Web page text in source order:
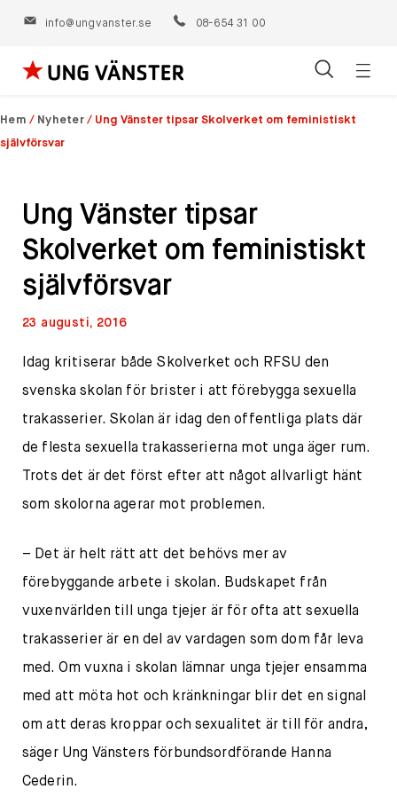
info@ungvanster.se 08-654 31 00
Hoppa
till
innehåll
Hem / Nyheter / Ung Vänster tipsar Skolverket om feministiskt
självförsvar
Ung Vänster tipsar
Skolverket om feministiskt
självförsvar
23 augusti, 2016
Idag kritiserar både Skolverket och RFSU den
svenska skolan för brister i att förebygga sexuella
trakasserier. Skolan är idag den offentliga plats där
de flesta sexuella trakasserierna mot unga äger rum.
Trots det är det först efter att något allvarligt hänt
som skolorna agerar mot problemen.
– Det är helt rätt att det behövs mer av
förebyggande arbete i skolan. Budskapet från
vuxenvärlden till unga tjejer är för ofta att sexuella
trakasserier är en del av vardagen som dom får leva
med. Om vuxna i skolan lämnar unga tjejer ensamma
med att möta hot och kränkningar blir det en signal
om att deras kroppar och sexualitet är till för andra,
säger Ung Vänsters förbundsordförande Hanna
Cederin.